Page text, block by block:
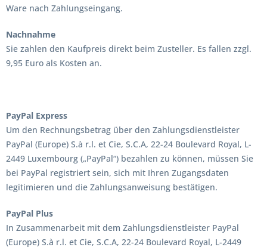
Ware nach Zahlungseingang.
Nachnahme
Sie zahlen den Kaufpreis direkt beim Zusteller. Es fallen zzgl.
9,95 Euro als Kosten an.
PayPal Express
Um den Rechnungsbetrag über den Zahlungsdienstleister
PayPal (Europe) S.à r.l. et Cie, S.C.A, 22-24 Boulevard Royal, L-
2449 Luxembourg („PayPal“) bezahlen zu können, müssen Sie
bei PayPal registriert sein, sich mit Ihren Zugangsdaten
legitimieren und die Zahlungsanweisung bestätigen.
PayPal Plus
In Zusammenarbeit mit dem Zahlungsdienstleister PayPal
(Europe) S.à r.l. et Cie, S.C.A, 22-24 Boulevard Royal, L-2449